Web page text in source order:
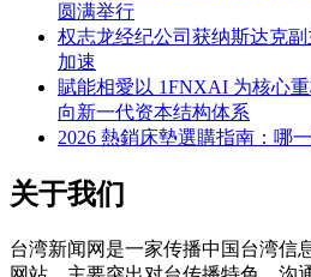
圆满举行
权志龙经纪公司获纳斯达克
加速
賦能相愛以 1FNXAI 为核心
向新一代资本结构体系
2026 熱銷床墊選購指南：哪
关于我们
台湾新闻网是一家传播中国台湾信